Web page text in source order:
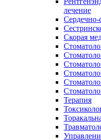
лечение
Сердечно-
Скорая
Терапия